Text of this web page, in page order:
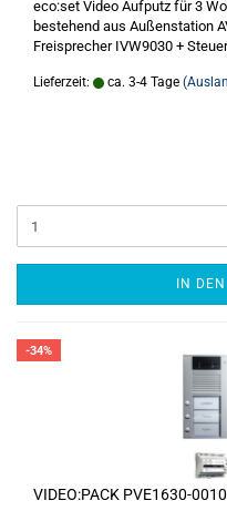
eco:set Video Aufputz für 3
bestehend aus Außenstation
Freisprecher IVW9030 +
Lieferzeit: ca. 3-4 Tage
IN
-34%
VIDEO:PACK PVE1630-